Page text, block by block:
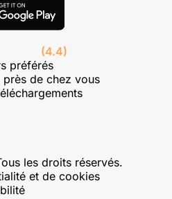
(4.4)
préférés
de chez vous
les droits réservés.
et de cookies